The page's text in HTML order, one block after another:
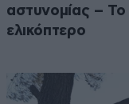
αστυνομίας – Το
ελικόπτερο